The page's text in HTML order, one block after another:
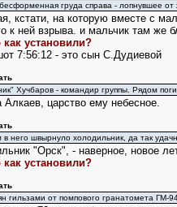
груда справа - лопнувшее
кстати, на которую вместе с
к ней взрыва. и мальчик там же
как установили?
7:56:12 - это сын С.Дудиевой
Хучбаров - командир группы. Рядом
Алкаев, царство ему небесное.
него швырнуло холодильник, да так
"Орск", - наверное, новое
как установили?
гильзами от помпового гранатомета ГМ-